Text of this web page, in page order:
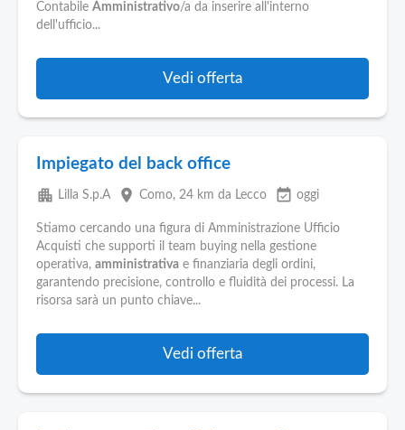
Contabile Amministrativo/a da inserire all'interno
dell'ufficio...
Vedi offerta
Impiegato del back office
apartment Lilla S.p.A place Como, 24 km da Lecco event_available oggi
Stiamo cercando una figura di Amministrazione Ufficio
Acquisti che supporti il team buying nella gestione
operativa, amministrativa e finanziaria degli ordini,
garantendo precisione, controllo e fluidità dei processi. La
risorsa sarà un punto chiave...
Vedi offerta